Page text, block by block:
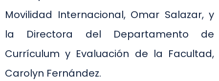
Movilidad Internacional, Omar Salazar, y
la Directora del Departamento de
Currículum y Evaluación de la Facultad,
Carolyn Fernández.